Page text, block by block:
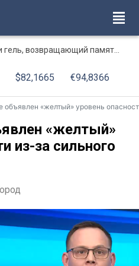
память после травмы
$82,1665 €94,8366
«желтый» уровень опасности из-за сильного ветра
«желтый»
из-за сильного